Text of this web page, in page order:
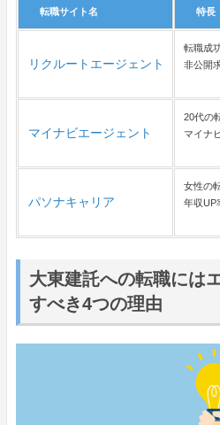
転職サイト名 特長
リクルートエージェント
転職成
非公開
マイナビエージェント
20代の
マイナ
パソナキャリア
女性の
年収UP
大東建託への転職には
すべき4つの理由